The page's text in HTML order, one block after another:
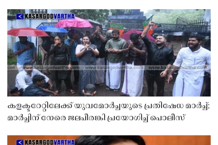
കളക്ടറേറ്റിലേക്ക് യുവമോർച്ചയുടെ പ്രതിഷേധ മാർച്ച്;
മാർച്ചിന് നേരെ ജലപീരങ്കി പ്രയോഗിച്ച് പൊലീസ്